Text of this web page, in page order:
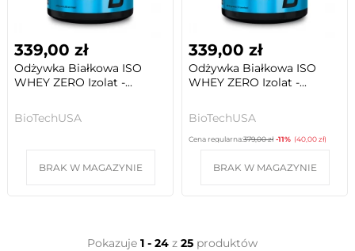
339,00 zł
Odżywka Białkowa ISO
WHEY ZERO Izolat -...
BioTechUSA
BRAK W MAGAZYNIE
339,00 zł
Odżywka Białkowa ISO
WHEY ZERO Izolat -...
BioTechUSA
Cena regularna:379,00 zł -11% (40,00 zł)
BRAK W MAGAZYNIE
Pokazuje 1 - 24 z 25 produktów